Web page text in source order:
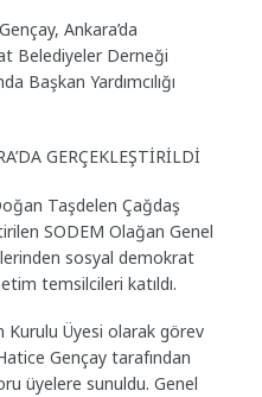
Ankara’da
Belediyeler Derneği
Başkan Yardımcılığı
GERÇEKLEŞTİRİLDİ
Taşdelen Çağdaş
SODEM Olağan Genel
sosyal demokrat
temsilcileri katıldı.
Kurulu Üyesi olarak görev
Gençay tarafından
üyelere sunuldu. Genel